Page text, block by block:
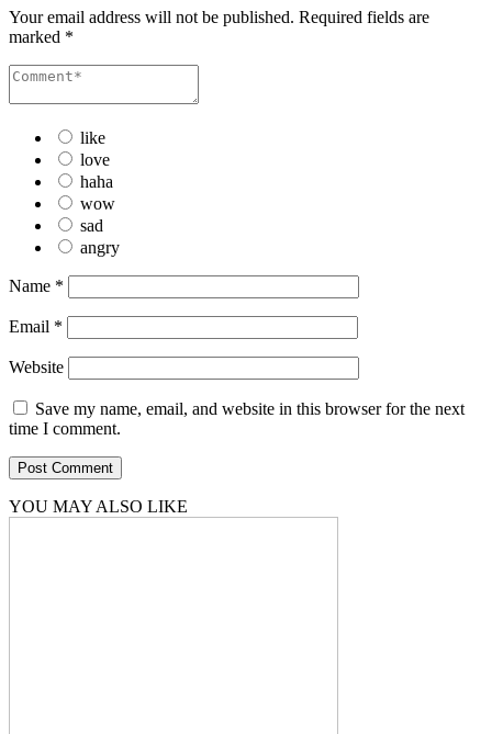
Your email address will not be published. Required fields are
marked *
like
love
haha
wow
sad
angry
Name *
Email *
Website
Save my name, email, and website in this browser for the next
time I comment.
YOU MAY ALSO LIKE